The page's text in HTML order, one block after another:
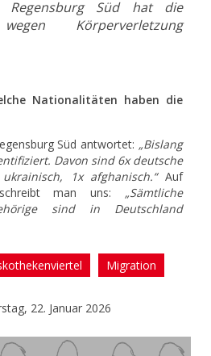
Regensburg Süd hat die
Körperverletzung
Nationalitäten haben die
Süd antwortet: „Bislang
Davon sind 6x deutsche
1x afghanisch.“ Auf
man uns: „Sämtliche
sind in Deutschland
Migration
22. Januar 2026
- Anzeige -